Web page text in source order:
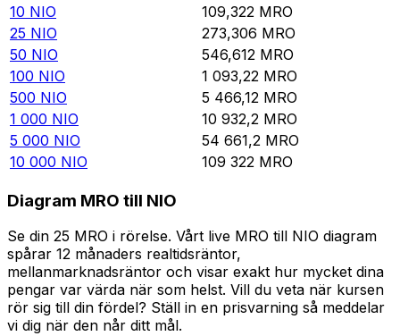
10 NIO 109,322 MRO
25 NIO 273,306 MRO
50 NIO 546,612 MRO
100 NIO 1 093,22 MRO
500 NIO 5 466,12 MRO
1 000 NIO 10 932,2 MRO
5 000 NIO 54 661,2 MRO
10 000 NIO 109 322 MRO
Diagram MRO till NIO
Se din 25 MRO i rörelse. Vårt live MRO till NIO diagram
spårar 12 månaders realtidsräntor,
mellanmarknadsräntor och visar exakt hur mycket dina
pengar var värda när som helst. Vill du veta när kursen
rör sig till din fördel? Ställ in en prisvarning så meddelar
vi dig när den når ditt mål.